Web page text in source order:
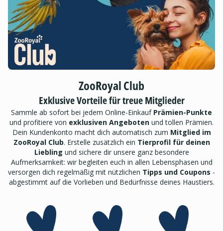
ZooRoyal Club
Exklusive Vorteile für treue Mitglieder
Sammle ab sofort bei jedem Online-Einkauf Prämien-Punkte
und profitiere von exklusiven Angeboten und tollen Prämien.
Dein Kundenkonto macht dich automatisch zum Mitglied im
ZooRoyal Club. Erstelle zusätzlich ein Tierprofil für deinen
Liebling und sichere dir unsere ganz besondere
Aufmerksamkeit: wir begleiten euch in allen Lebensphasen und
versorgen dich regelmäßig mit nützlichen Tipps und Coupons -
abgestimmt auf die Vorlieben und Bedürfnisse deines Haustiers.